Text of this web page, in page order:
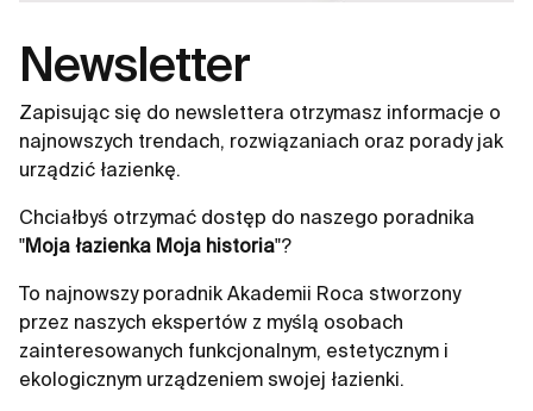
Newsletter
Zapisując się do newslettera otrzymasz informacje o
najnowszych trendach, rozwiązaniach oraz porady jak
urządzić łazienkę.
Chciałbyś otrzymać dostęp do naszego poradnika
"Moja łazienka Moja historia"?
To najnowszy poradnik Akademii Roca stworzony
przez naszych ekspertów z myślą osobach
zainteresowanych funkcjonalnym, estetycznym i
ekologicznym urządzeniem swojej łazienki.